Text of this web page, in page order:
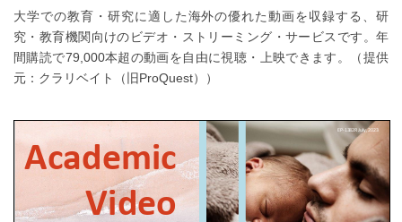
大学での教育・研究に適した海外の優れた動画を収録する、研
究・教育機関向けのビデオ・ストリーミング・サービスです。年
間購読で79,000本超の動画を自由に視聴・上映できます。（提供
元：クラリベイト（旧ProQuest））